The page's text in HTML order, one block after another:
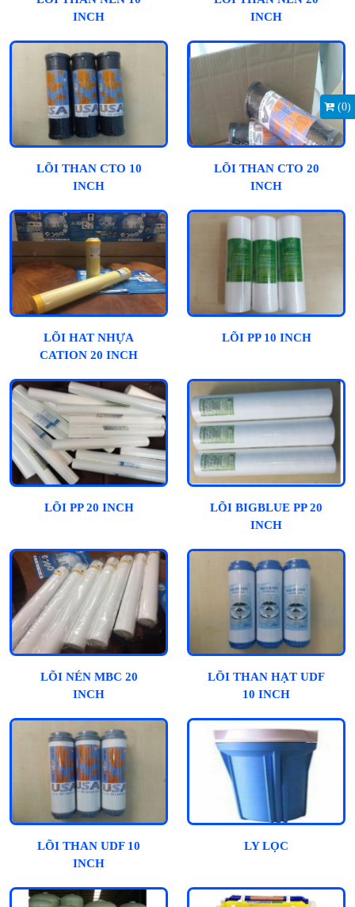
(0)
INCH
INCH
LÕI THAN CTO 10
INCH
LÕI THAN CTO 20
INCH
LÕI HAT NHỰA
CATION 20 INCH
LÕI PP 10 INCH
LÕI PP 20 INCH
LÕI BIGBLUE PP 20
INCH
LÕI NÉN MBC 20
INCH
LÕI THAN HẠT UDF
10 INCH
LÕI THAN UDF 10
INCH
LY LỌC